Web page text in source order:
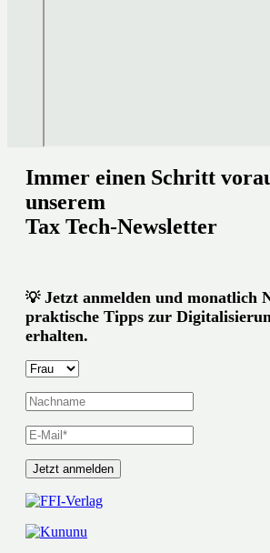
Immer einen Schritt
unserem
Tax Tech-Newsletter
💡Jetzt anmelden und monatlich
praktische Tipps zur
erhalten.